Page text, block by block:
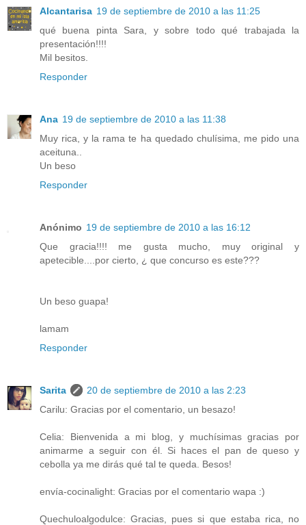
Alcantarisa 19 de septiembre de 2010 a las 11:25
qué buena pinta Sara, y sobre todo qué trabajada la
presentación!!!!
Mil besitos.
Responder
Ana 19 de septiembre de 2010 a las 11:38
Muy rica, y la rama te ha quedado chulísima, me pido una
aceituna..
Un beso
Responder
Anónimo 19 de septiembre de 2010 a las 16:12
Que gracia!!!! me gusta mucho, muy original y
apetecible....por cierto, ¿ que concurso es este???
Un beso guapa!
lamam
Responder
Sarita
20 de septiembre de 2010 a las 2:23
Carilu: Gracias por el comentario, un besazo!
Celia: Bienvenida a mi blog, y muchísimas gracias por
animarme a seguir con él. Si haces el pan de queso y
cebolla ya me dirás qué tal te queda. Besos!
envía-cocinalight: Gracias por el comentario wapa :)
Quechuloalgodulce: Gracias, pues si que estaba rica, no